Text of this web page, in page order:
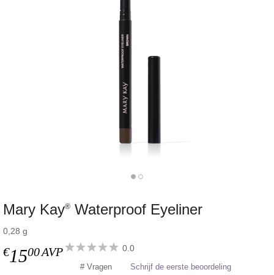
Mary Kay® Waterproof Eyeliner
0,28 g
€1500AVP 0.0
# Vragen Schrijf de eerste beoordeling